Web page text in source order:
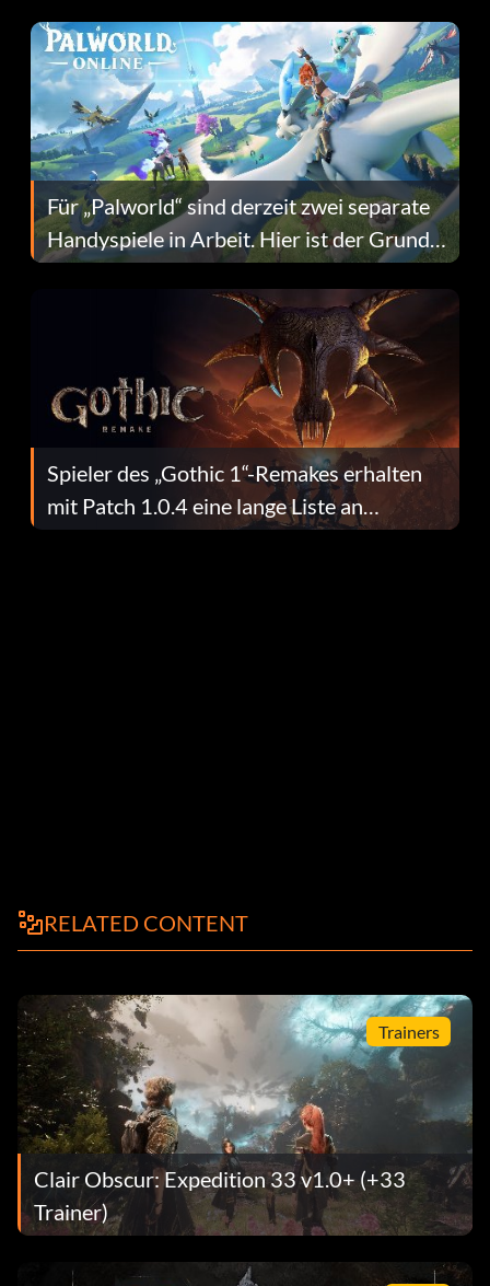
Für „Palworld“ sind derzeit zwei separate
Handyspiele in Arbeit. Hier ist der Grund
dafür.
Spieler des „Gothic 1“-Remakes erhalten
mit Patch 1.0.4 eine lange Liste an
Fehlerbehebungen
RELATED CONTENT
Trainers
Clair Obscur: Expedition 33 v1.0+ (+33
Trainer)